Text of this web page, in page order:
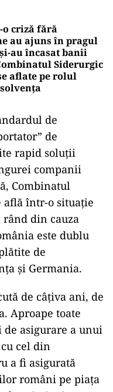
criză fără
au ajuns în pragul
au încasat banii
Siderurgic
aflate pe rolul
de
de
rapid soluții
companii
Combinatul
află într-o situație
din cauza
este dublu
de
și Germania.
de câțiva ani, de
Aproape toate
asigurare a unui
cel din
a fi asigurată
români pe piața